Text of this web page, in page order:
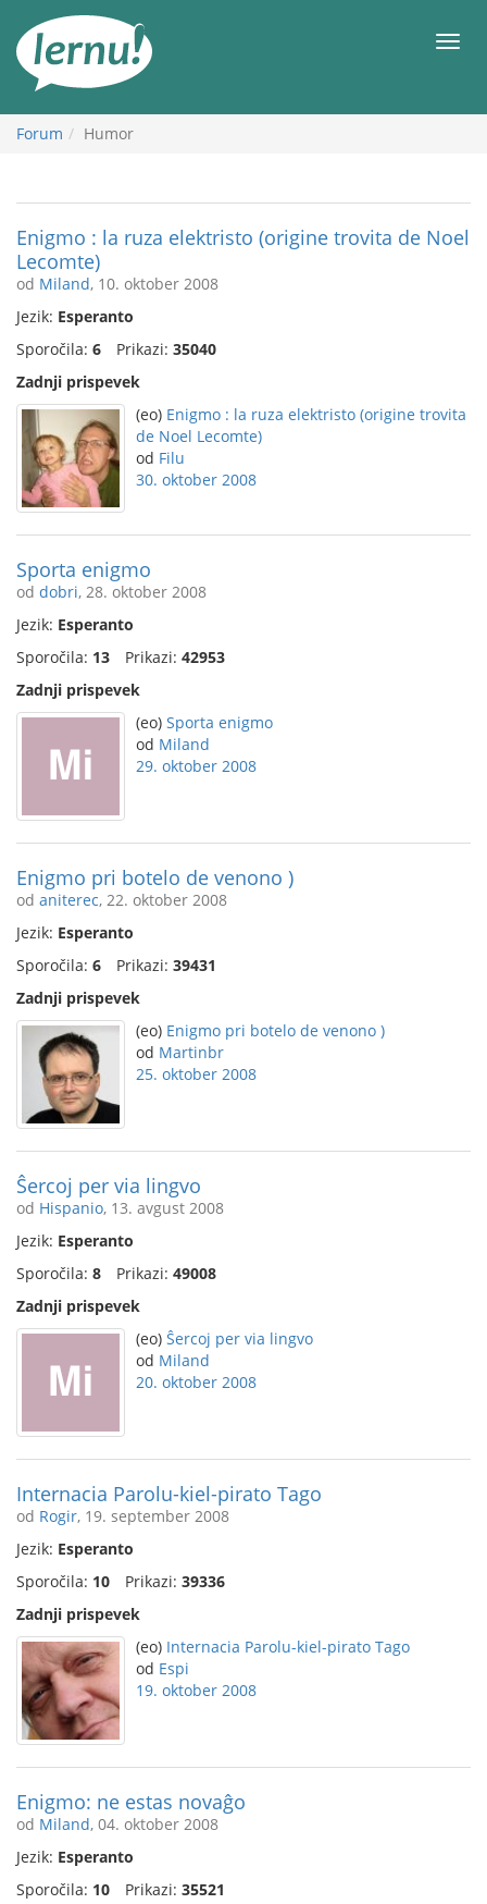
vsebini
Meni
Forum Humor
Enigmo : la ruza elektristo (origine trovita de Noel
Lecomte)
od Miland, 10. oktober 2008
Jezik: Esperanto
Sporočila: 6 Prikazi: 35040
Zadnji prispevek
(eo) Enigmo : la ruza elektristo (origine trovita
de Noel Lecomte)
od Filu
30. oktober 2008
Sporta enigmo
od dobri, 28. oktober 2008
Jezik: Esperanto
Sporočila: 13 Prikazi: 42953
Zadnji prispevek
(eo) Sporta enigmo
od Miland
29. oktober 2008
Enigmo pri botelo de venono )
od aniterec, 22. oktober 2008
Jezik: Esperanto
Sporočila: 6 Prikazi: 39431
Zadnji prispevek
(eo) Enigmo pri botelo de venono )
od Martinbr
25. oktober 2008
Ŝercoj per via lingvo
od Hispanio, 13. avgust 2008
Jezik: Esperanto
Sporočila: 8 Prikazi: 49008
Zadnji prispevek
(eo) Ŝercoj per via lingvo
od Miland
20. oktober 2008
Internacia Parolu-kiel-pirato Tago
od Rogir, 19. september 2008
Jezik: Esperanto
Sporočila: 10 Prikazi: 39336
Zadnji prispevek
(eo) Internacia Parolu-kiel-pirato Tago
od Espi
19. oktober 2008
Enigmo: ne estas novaĝo
od Miland, 04. oktober 2008
Jezik: Esperanto
Sporočila: 10 Prikazi: 35521